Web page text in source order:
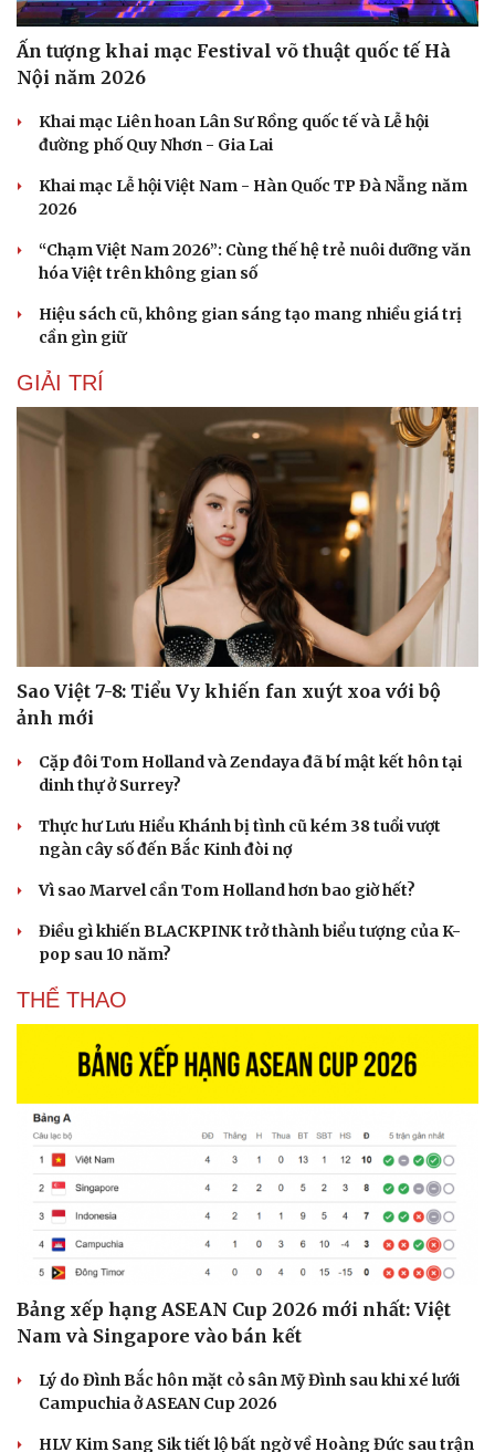
Du lịch
Săn Tour
check-in
Podcast
Đọc truyện đêm khuya
Ấn tượng khai mạc Festival võ thuật quốc tế Hà
Nội năm 2026
Khai mạc Liên hoan Lân Sư Rồng quốc tế và Lễ hội
đường phố Quy Nhơn - Gia Lai
Khai mạc Lễ hội Việt Nam - Hàn Quốc TP Đà Nẵng năm
2026
“Chạm Việt Nam 2026”: Cùng thế hệ trẻ nuôi dưỡng văn
hóa Việt trên không gian số
Hiệu sách cũ, không gian sáng tạo mang nhiều giá trị
cần gìn giữ
GIẢI TRÍ
Sao Việt 7-8: Tiểu Vy khiến fan xuýt xoa với bộ
ảnh mới
Cặp đôi Tom Holland và Zendaya đã bí mật kết hôn tại
dinh thự ở Surrey?
Thực hư Lưu Hiểu Khánh bị tình cũ kém 38 tuổi vượt
ngàn cây số đến Bắc Kinh đòi nợ
Vì sao Marvel cần Tom Holland hơn bao giờ hết?
Điều gì khiến BLACKPINK trở thành biểu tượng của K-
pop sau 10 năm?
THỂ THAO
Bảng xếp hạng ASEAN Cup 2026 mới nhất: Việt
Nam và Singapore vào bán kết
Lý do Đình Bắc hôn mặt cỏ sân Mỹ Đình sau khi xé lưới
Campuchia ở ASEAN Cup 2026
HLV Kim Sang Sik tiết lộ bất ngờ về Hoàng Đức sau trận